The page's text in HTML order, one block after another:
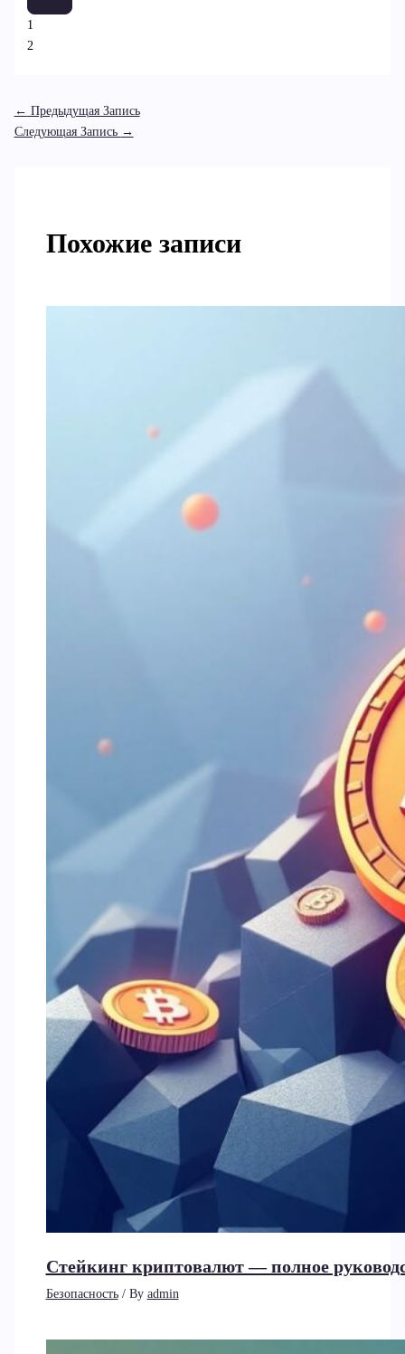
1
2
← Предыдущая Запись
Следующая Запись →
Похожие записи
Стейкинг криптовалют — полное
Безопасность/ By admin